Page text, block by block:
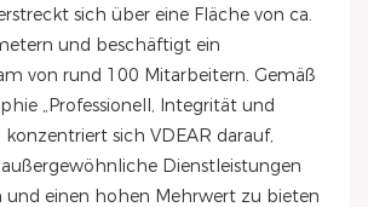
sich über eine Fläche von ca.
und beschäftigt ein
von rund 100 Mitarbeitern. Gemäß
„Professionell, Integrität und
konzentriert sich VDEAR darauf,
Dienstleistungen
und einen hohen Mehrwert zu bieten